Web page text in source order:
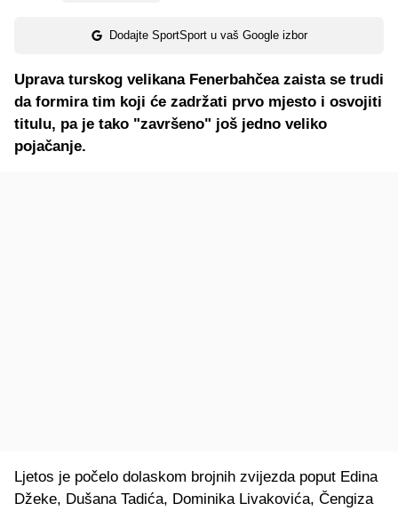
Dodajte SportSport u vaš Google izbor
Uprava turskog velikana Fenerbahčea zaista se trudi
da formira tim koji će zadržati prvo mjesto i osvojiti
titulu, pa je tako "završeno" još jedno veliko
pojačanje.
Ljetos je počelo dolaskom brojnih zvijezda poput Edina
Džeke, Dušana Tadića, Dominika Livakovića, Čengiza